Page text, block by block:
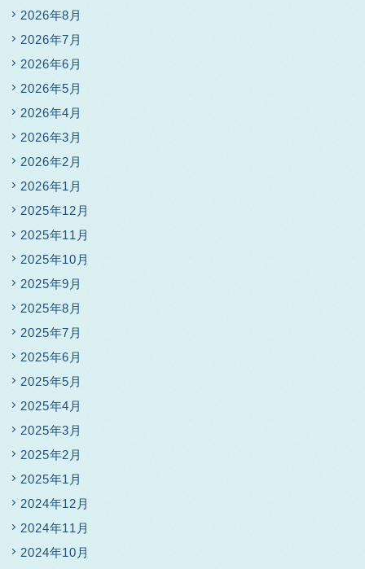
2026年8月
2026年7月
2026年6月
2026年5月
2026年4月
2026年3月
2026年2月
2026年1月
2025年12月
2025年11月
2025年10月
2025年9月
2025年8月
2025年7月
2025年6月
2025年5月
2025年4月
2025年3月
2025年2月
2025年1月
2024年12月
2024年11月
2024年10月